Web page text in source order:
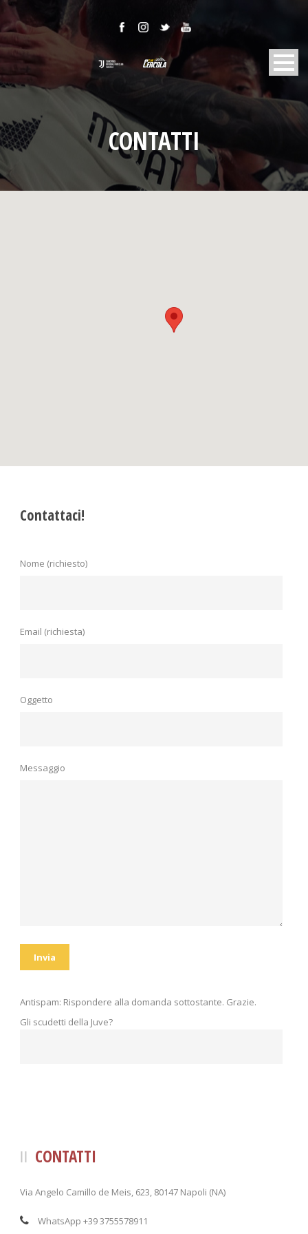
CONTATTI
Contattaci!
Nome (richiesto)
Email (richiesta)
Oggetto
Messaggio
Antispam: Rispondere alla domanda sottostante. Grazie.
Gli scudetti della Juve?
CONTATTI
Via Angelo Camillo de Meis, 623, 80147 Napoli (NA)
WhatsApp +39 3755578911